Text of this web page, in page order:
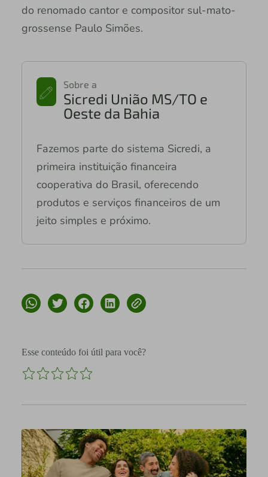
do renomado cantor e compositor sul-mato-
grossense Paulo Simões.
Sobre a
Sicredi União MS/TO e
Oeste da Bahia
Fazemos parte do sistema Sicredi, a
primeira instituição financeira
cooperativa do Brasil, oferecendo
produtos e serviços financeiros de um
jeito simples e próximo.
Esse conteúdo foi útil para você?